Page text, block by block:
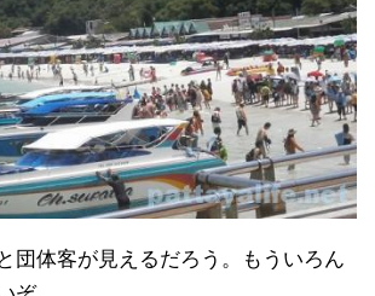
団体客が見えるだろう。もういろん